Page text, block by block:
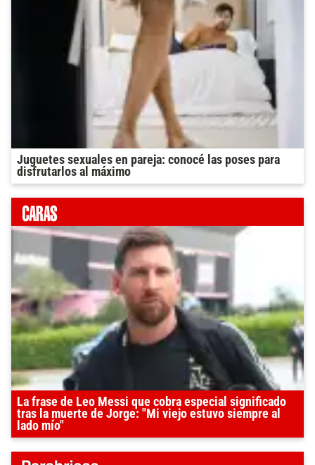
Juguetes sexuales en pareja: conocé las poses para
disfrutarlos al máximo
La frase de Leo Messi que cobra especial significado
tras la muerte de Jorge: "Mi viejo estuvo siempre al
lado mío"